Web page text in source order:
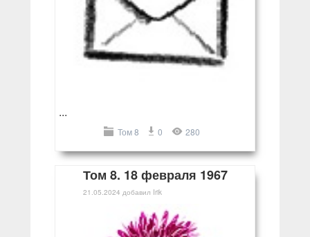
...
Том 8 0 280
Том 8. 18 февраля 1967
21.05.2024 добавил Irik